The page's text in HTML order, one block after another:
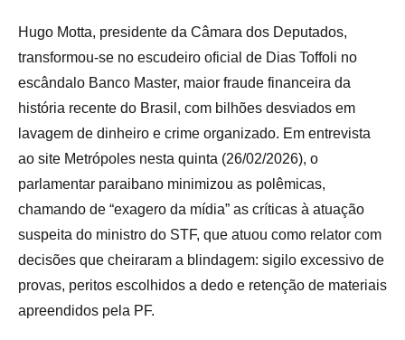
Hugo Motta, presidente da Câmara dos Deputados,
transformou-se no escudeiro oficial de Dias Toffoli no
escândalo Banco Master, maior fraude financeira da
história recente do Brasil, com bilhões desviados em
lavagem de dinheiro e crime organizado. Em entrevista
ao site Metrópoles nesta quinta (26/02/2026), o
parlamentar paraibano minimizou as polêmicas,
chamando de “exagero da mídia” as críticas à atuação
suspeita do ministro do STF, que atuou como relator com
decisões que cheiraram a blindagem: sigilo excessivo de
provas, peritos escolhidos a dedo e retenção de materiais
apreendidos pela PF.